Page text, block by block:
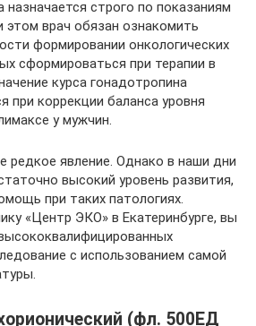
назначается строго по показаниям
этом врач обязан ознакомить
формировании онкологических
сформироваться при терапии в
курса гонадотропина
при коррекции баланса уровня
у мужчин.
редкое явление. Однако в наши дни
высокий уровень развития,
при таких патологиях.
«Центр ЭКО» в Екатеринбурге, вы
с использованием самой
(фл. 500ЕД